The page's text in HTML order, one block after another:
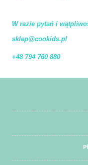
W razie pytań i
sklep@cookids.pl
+48 794 760 880